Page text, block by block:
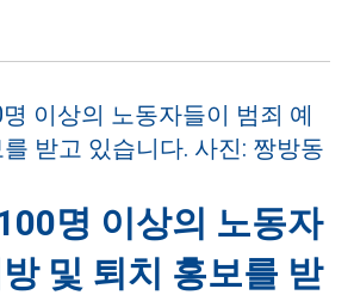
명 이상의 노동자
및 퇴치 홍보를 받